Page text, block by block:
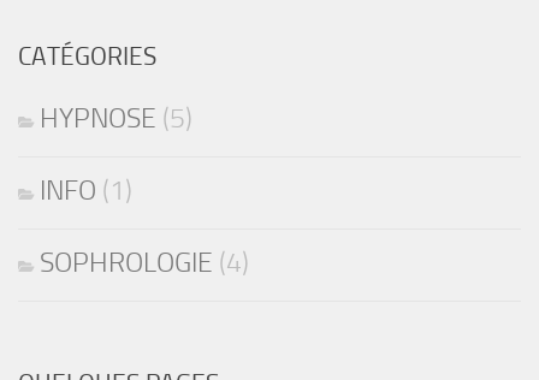
CATÉGORIES
HYPNOSE (5)
INFO (1)
SOPHROLOGIE (4)